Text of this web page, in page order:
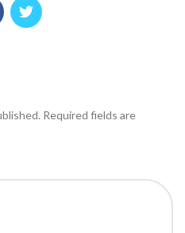
Required fields are